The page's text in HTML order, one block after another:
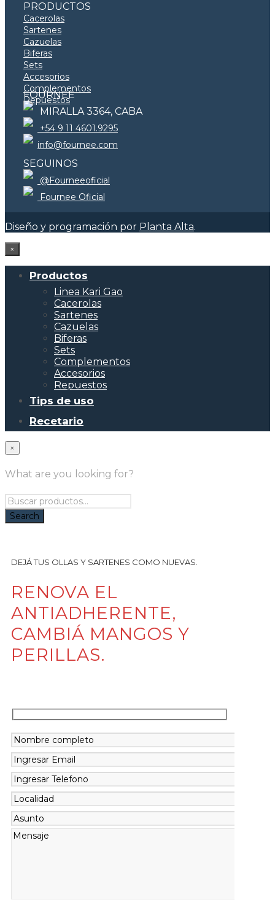
PRODUCTOS
Cacerolas
Sartenes
Cazuelas
Biferas
Sets
Accesorios
Complementos
Repuestos
FOURNEE
MIRALLA 3364, CABA
+54 9 11 4601.9295
info@fournee.com
SEGUINOS
@Fourneeoficial
Fournee Oficial
Diseño y programación por Planta Alta.
×
Productos
Linea Kari Gao
Cacerolas
Sartenes
Cazuelas
Biferas
Sets
Complementos
Accesorios
Repuestos
Tips de uso
Recetario
×
What are you looking for?
DEJÁ TUS OLLAS Y SARTENES COMO NUEVAS.
RENOVA EL
ANTIADHERENTE,
CAMBIÁ MANGOS Y
PERILLAS.